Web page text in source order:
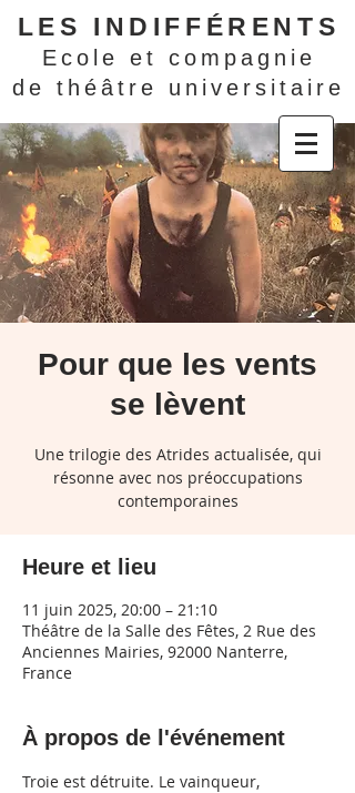
LES INDIFFÉRENTS
Ecole et compagnie
de théâtre universitaire
Pour que les vents
se lèvent
Une trilogie des Atrides actualisée, qui
résonne avec nos préoccupations
contemporaines
Heure et lieu
11 juin 2025, 20:00 – 21:10
Théâtre de la Salle des Fêtes, 2 Rue des
Anciennes Mairies, 92000 Nanterre,
France
À propos de l'événement
Troie est détruite. Le vainqueur,